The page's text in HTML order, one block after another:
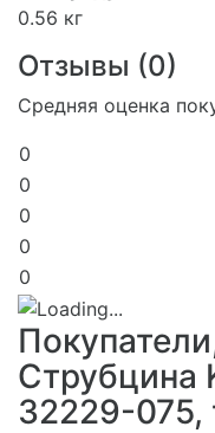
0.56 кг
Отзывы (0)
Средняя оценка
0
0
0
0
0
Струбцина
32229-075,